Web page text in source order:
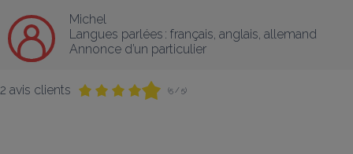
Michel
Langues parlées : français, anglais, allemand
Annonce d’un particulier
2 avis clients (5 / 5)